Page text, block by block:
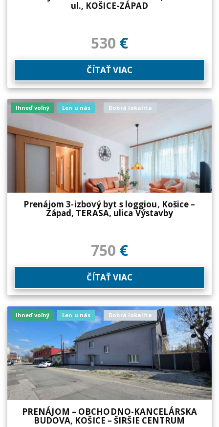
ul., KOŠICE-ZÁPAD
530 €
ČÍTAŤ VIAC
Ihneď voľný Len u nás Dobrá lokalita
Prenájom 3-izbový byt s loggiou, Košice –
Západ, TERASA, ulica Výstavby
750 €
ČÍTAŤ VIAC
Ihneď voľný Len u nás Dobrá lokalita
PRENÁJOM – OBCHODNO-KANCELÁRSKA
BUDOVA, KOŠICE – ŠIRŠIE CENTRUM